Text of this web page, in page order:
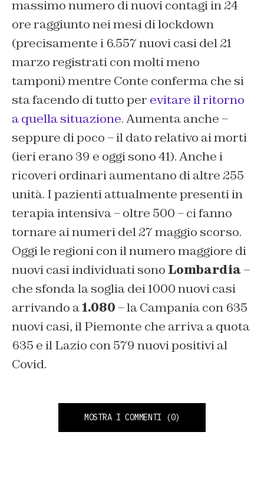
massimo numero di nuovi contagi in 24
ore raggiunto nei mesi di lockdown
(precisamente i 6.557 nuovi casi del 21
marzo registrati con molti meno
tamponi) mentre Conte conferma che si
sta facendo di tutto per evitare il ritorno
a quella situazione. Aumenta anche –
seppure di poco – il dato relativo ai morti
(ieri erano 39 e oggi sono 41). Anche i
ricoveri ordinari aumentano di altre 255
unità. I pazienti attualmente presenti in
terapia intensiva – oltre 500 – ci fanno
tornare ai numeri del 27 maggio scorso.
Oggi le regioni con il numero maggiore di
nuovi casi individuati sono Lombardia–
che sfonda la soglia dei 1000 nuovi casi
arrivando a1.080– la Campania con 635
nuovi casi, il Piemonte che arriva a quota
635 e il Lazio con 579 nuovi positivi al
Covid.
MOSTRA I COMMENTI (0)